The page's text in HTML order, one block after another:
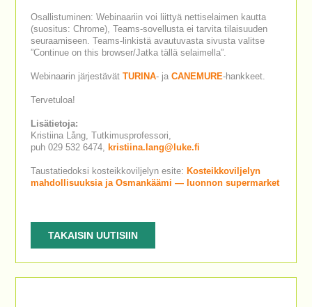
Osallistuminen: Webinaariin voi liittyä nettiselaimen kautta
(suositus: Chrome), Teams-sovellusta ei tarvita tilaisuuden
seuraamiseen. Teams-linkistä avautuvasta sivusta valitse
”Continue on this browser/Jatka tällä selaimella”.
Webinaarin järjestävät TURINA- ja CANEMURE-hankkeet.
Tervetuloa!
Lisätietoja:
Kristiina Lång, Tutkimusprofessori,
puh 029 532 6474, kristiina.lang@luke.fi
Taustatiedoksi kosteikkoviljelyn esite: Kosteikkoviljelyn
mahdollisuuksia ja Osmankäämi — luonnon supermarket
TAKAISIN UUTISIIN